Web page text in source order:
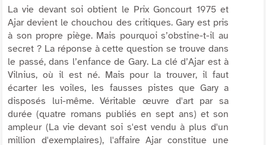
La vie devant soi obtient le Prix Goncourt 1975 et
Ajar devient le chouchou des critiques. Gary est pris
à son propre piège. Mais pourquoi s’obstine-t-il au
secret ? La réponse à cette question se trouve dans
le passé, dans l’enfance de Gary. La clé d’Ajar est à
Vilnius, où il est né. Mais pour la trouver, il faut
écarter les voiles, les fausses pistes que Gary a
disposés lui-même. Véritable œuvre d'art par sa
durée (quatre romans publiés en sept ans) et son
ampleur (La vie devant soi s'est vendu à plus d'un
million d'exemplaires), l'affaire Ajar constitue une